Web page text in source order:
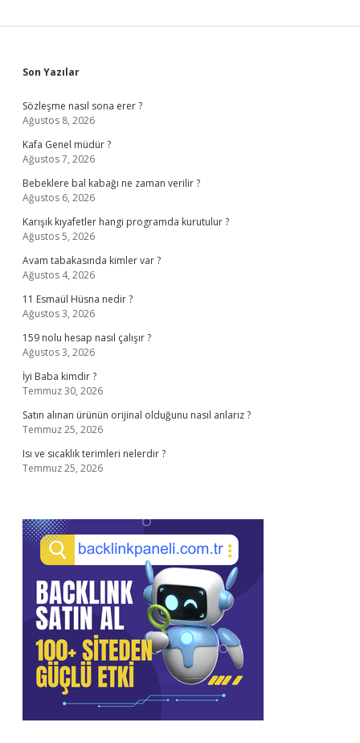
Sidebar
Son Yazılar
Sözleşme nasıl sona erer ?
Ağustos 8, 2026
Kafa Genel müdür ?
Ağustos 7, 2026
Bebeklere bal kabağı ne zaman verilir ?
Ağustos 6, 2026
Karışık kıyafetler hangi programda kurutulur ?
Ağustos 5, 2026
Avam tabakasında kimler var ?
Ağustos 4, 2026
11 Esmaül Hüsna nedir ?
Ağustos 3, 2026
159 nolu hesap nasıl çalışır ?
Ağustos 3, 2026
İyi Baba kimdir ?
Temmuz 30, 2026
Satın alınan ürünün orijinal olduğunu nasıl anlarız ?
Temmuz 25, 2026
Isı ve sıcaklık terimleri nelerdir ?
Temmuz 25, 2026